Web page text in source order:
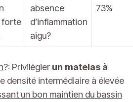
forte
absence
d’inflammation
aigu?
73%
?: Privilégier un matelas à
densité intermédiaire à élevée
un bon maintien du bassin